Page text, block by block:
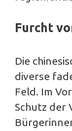
Furcht
Die
diverse
Feld. Im
Schutz der